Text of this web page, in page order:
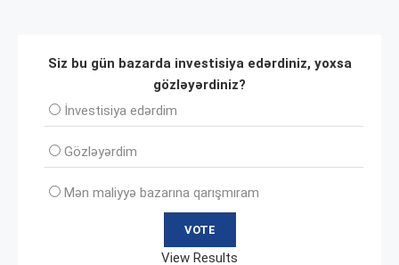
Siz bu gün bazarda investisiya edərdiniz, yoxsa
gözləyərdiniz?
İnvеstisiya edərdim
Gözləyərdim
Mən maliyyə bazarına qarışmıram
View Results